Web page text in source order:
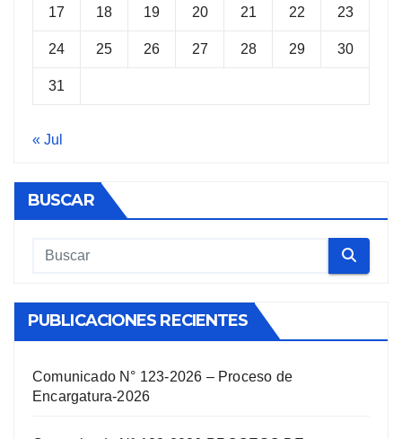
17 18 19 20 21 22 23
24 25 26 27 28 29 30
31
« Jul
BUSCAR
PUBLICACIONES RECIENTES
Comunicado N° 123-2026 – Proceso de
Encargatura-2026